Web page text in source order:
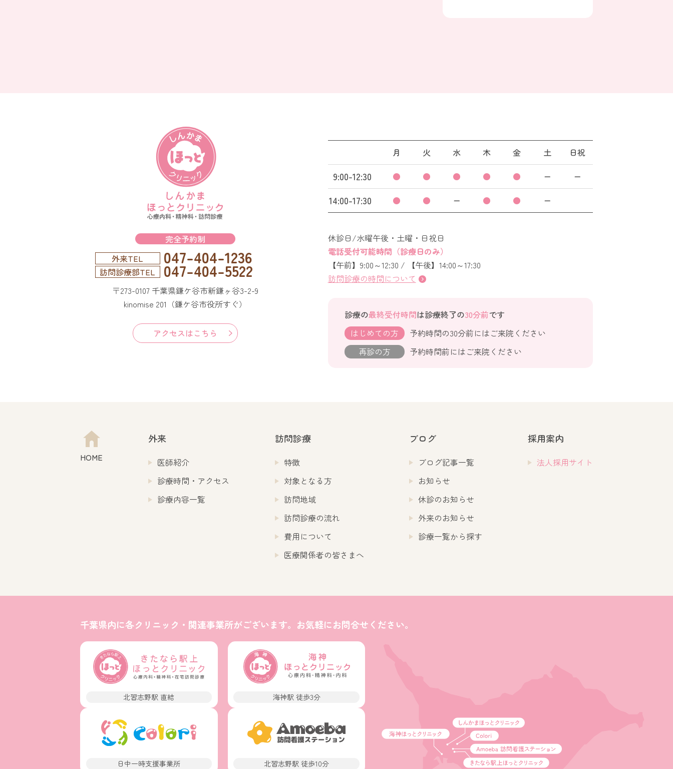
完全予約制
外来TEL
047-404-1236
訪問診療部TEL 047-404-5522
〒273-0107 千葉県鎌ケ谷市新鎌ヶ谷3-2-9
kinomise 201（鎌ケ谷市役所すぐ）
アクセスはこちら
月 火 水 木 金 土 日祝
9:00-12:30 ● ● ● ● ● ー ー
14:00-17:30 ● ● ー ● ● ー
休診日/水曜午後・土曜・日祝日
電話受付可能時間（診療日のみ）
【午前】9:00～12:30 / 【午後】14:00～17:30
訪問診療の時間について
診療の最終受付時間は診療終了の30分前です
はじめての方
予約時間の30分前にはご来院ください
再診の方
予約時間前にはご来院ください
HOME
外来
医師紹介
診療時間・アクセス
診療内容一覧
訪問診療
特徴
対象となる方
訪問地域
訪問診療の流れ
費用について
医療関係者の皆さまへ
ブログ
ブログ記事一覧
お知らせ
休診のお知らせ
外来のお知らせ
診療一覧から探す
採用案内
法人採用サイト
千葉県内に各クリニック・関連事業所がございます。お気軽にお問合せください。
北習志野駅 直結 海神駅 徒歩3分
日中一時支援事業所 北習志野駅 徒歩10分